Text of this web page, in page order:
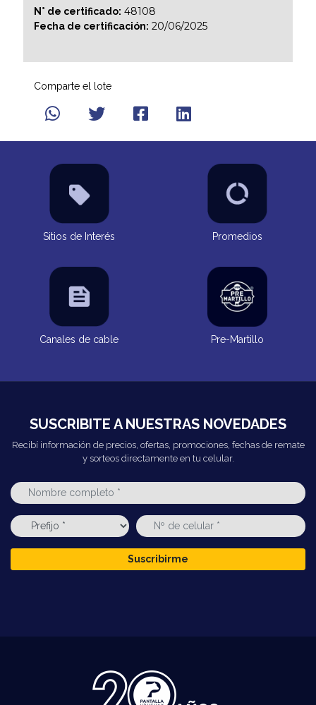
N° de certificado: 48108
Fecha de certificación: 20/06/2025
Comparte el lote
Sitios de Interés Promedios
Canales de cable Pre-Martillo
SUSCRIBITE A NUESTRAS NOVEDADES
Recibí información de precios, ofertas, promociones, fechas de remate
y sorteos directamente en tu celular.
Suscribirme